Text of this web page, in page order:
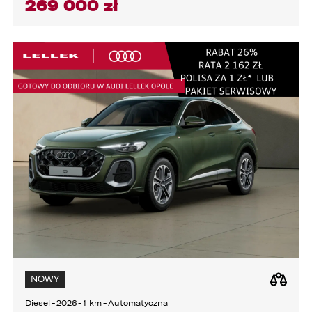
269 000 zł
NOWY
Diesel-2026-1 km-Automatyczna
konieczność przetwarzania danych (podmioty
przetwarzające).
1. Państwa dane będą przechowywane przez
Administratora przez okres nie dłuższy niż
wymagają tego przepisy prawa lub do czasu
cofnięcia wcześniej udzielonej przez Państwa
zgody.
2. Posiadają Państwo prawo do żądania od
administratora dostępu do danych osobowych,
ich sprostowania, usunięcia lub ograniczenia
przetwarzania, a także prawo sprzeciwu,
żądania zaprzestania przetwarzania i
przenoszenia danych, jak również prawo do
cofnięcia zgody w dowolnym momencie bez
wpływu na zgodność z prawem przetwarzania,
którego dokonano na podstawie zgody przed
jej cofnięciem
Prezesa Urzędu Ochrony Danych Osobowych